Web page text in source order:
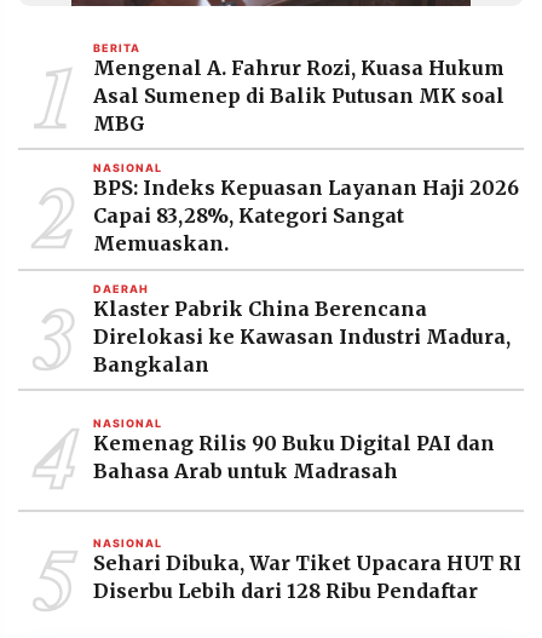
1 BERITA
Mengenal A. Fahrur Rozi, Kuasa Hukum
Asal Sumenep di Balik Putusan MK soal
MBG
2 NASIONAL
BPS: Indeks Kepuasan Layanan Haji 2026
Capai 83,28%, Kategori Sangat
Memuaskan.
3 DAERAH
Klaster Pabrik China Berencana
Direlokasi ke Kawasan Industri Madura,
Bangkalan
4 NASIONAL
Kemenag Rilis 90 Buku Digital PAI dan
Bahasa Arab untuk Madrasah
5 NASIONAL
Sehari Dibuka, War Tiket Upacara HUT RI
Diserbu Lebih dari 128 Ribu Pendaftar